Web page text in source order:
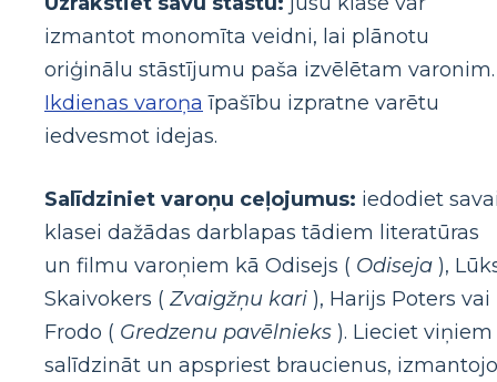
izmantot monomīta veidni, lai plānotu
oriģinālu stāstījumu paša izvēlētam varonim.
Ikdienas varoņa īpašību izpratne varētu
iedvesmot idejas.
Salīdziniet varoņu ceļojumus: iedodiet
klasei dažādas darblapas tādiem literatūras
un filmu varoņiem kā Odisejs ( Odiseja ),
Skaivokers ( Zvaigžņu kari ), Harijs Poters vai
Frodo ( Gredzenu pavēlnieks ). Lieciet viņiem
salīdzināt un apspriest braucienus,